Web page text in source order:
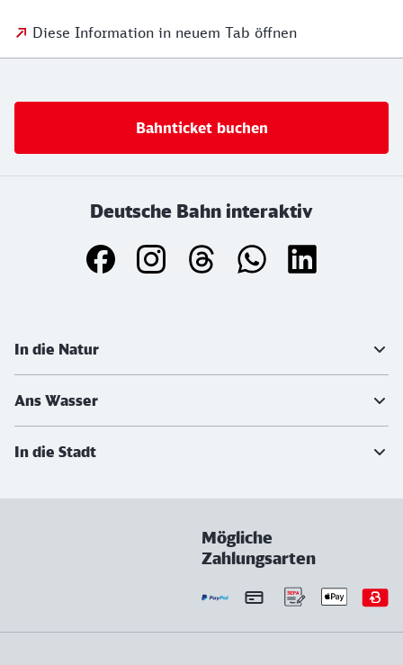
Diese Information in neuem Tab öffnen
Bahnticket buchen
Deutsche Bahn interaktiv
In die Natur
Ans Wasser
In die Stadt
Mögliche
Zahlungsarten